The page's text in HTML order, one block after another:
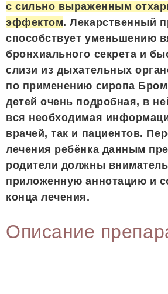
с сильно выраженным
эффектом. Лекарственный
способствует уменьшению
бронхиального секрета и
слизи из дыхательных
по применению сиропа
детей очень подробная, в
вся необходимая
врачей, так и пациентов.
лечения ребёнка данным
родители должны
приложенную аннотацию и
конца лечения.
Описание